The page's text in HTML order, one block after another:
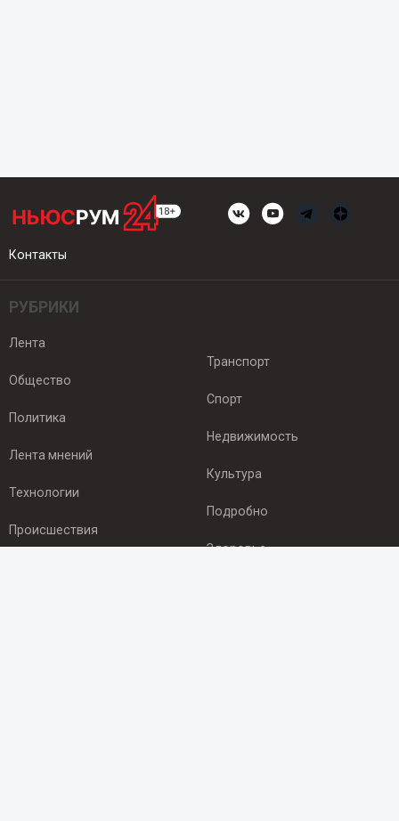
Контакты
РУБРИКИ
Лента
Общество
Политика
Лента мнений
Технологии
Происшествия
Транспорт
Спорт
Недвижимость
Культура
Подробно
Здоровье